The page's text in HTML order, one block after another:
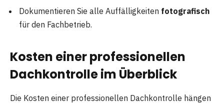
Dokumentieren Sie alle Auffälligkeiten fotografisch
für den Fachbetrieb.
Kosten einer professionellen
Dachkontrolle im Überblick
Die Kosten einer professionellen Dachkontrolle hängen